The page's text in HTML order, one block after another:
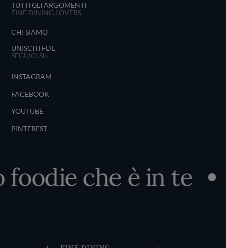
TUTTI GLI ARGOMENTI
FINE DINING LOVERS
CHI SIAMO
UNISCITI FDL
SEGUICI SU
INSTAGRAM
FACEBOOK
YOUTUBE
PINTEREST
che è in te